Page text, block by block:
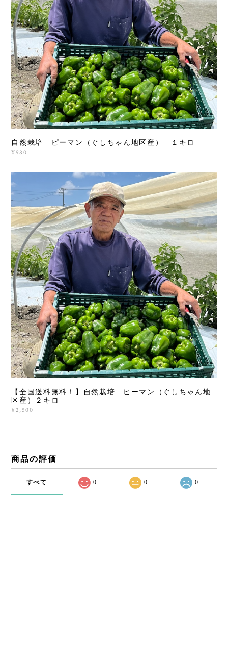
自然栽培 ピーマン（ぐしちゃん地区産） １キロ
¥980
【全国送料無料！】自然栽培 ピーマン（ぐしちゃん地
区産）２キロ
¥2,500
商品の評価
すべて 0 0 0